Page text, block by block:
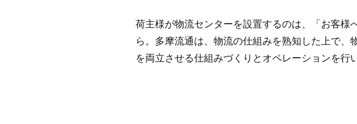
荷主様が物流センターを設置するのは、「お客
ら。多摩流通は、物流の仕組みを熟知した上で
を両立させる仕組みづくりとオペレーションを行